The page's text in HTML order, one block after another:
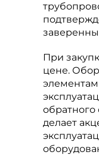
При
цене.
делает